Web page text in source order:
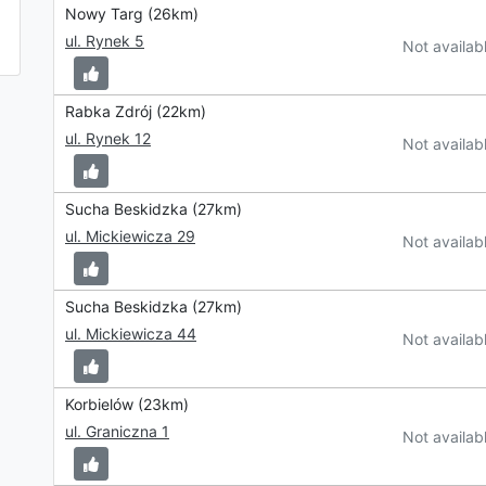
Nowy Targ (26km)
ul. Rynek 5
Not
Rabka Zdrój (22km)
ul. Rynek 12
Not
Sucha Beskidzka (27km)
ul. Mickiewicza 29
Not
Sucha Beskidzka (27km)
ul. Mickiewicza 44
Not
Korbielów (23km)
ul. Graniczna 1
Not